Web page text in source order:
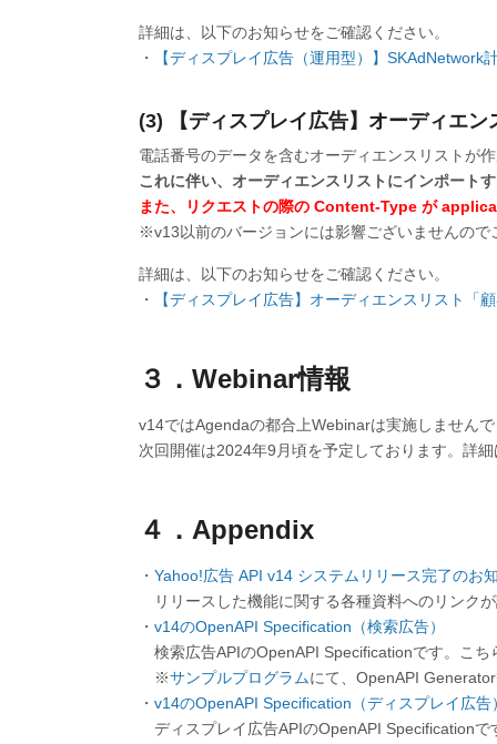
詳細は、以下のお知らせをご確認ください。
・
【ディスプレイ広告（運用型）】SKAdNetwork
(3) 【ディスプレイ広告】オーディエ
電話番号のデータを含むオーディエンスリストが
これに伴い、オーディエンスリストにインポート
また、リクエストの際の Content-Type が
※v13以前のバージョンには影響ございませんので
詳細は、以下のお知らせをご確認ください。
・
【ディスプレイ広告】オーディエンスリスト「
３．Webinar情報
v14ではAgendaの都合上Webinarは実施しません
次回開催は2024年9月頃を予定しております。詳
４．Appendix
・ Yahoo!広告 API v14 システムリリース完了のお
リリースした機能に関する各種資料へのリンク
・ v14のOpenAPI Specification（検索広告）
検索広告APIのOpenAPI Specificationです。こ
※サンプルプログラムにて、OpenAPI
・ v14のOpenAPI Specification（ディスプレイ広告
ディスプレイ広告APIのOpenAPI Specification